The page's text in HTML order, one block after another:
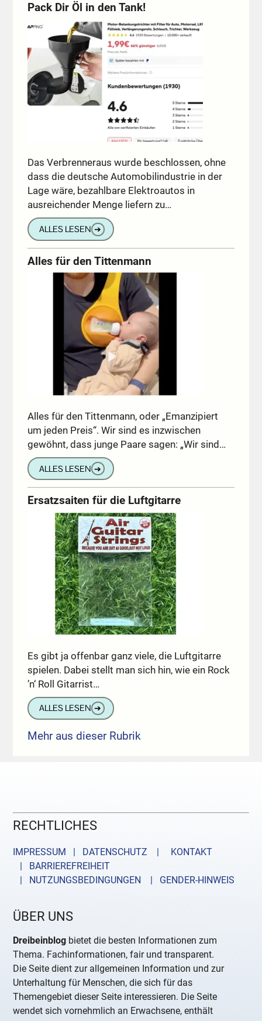
Pack Dir Öl in den Tank!
Das Verbrenneraus wurde beschlossen, ohne
dass die deutsche Automobilindustrie in der
Lage wäre, bezahlbare Elektroautos in
ausreichender Menge liefern zu…
ALLES LESEN ➔
Alles für den Tittenmann
Alles für den Tittenmann, oder „Emanzipiert
um jeden Preis“. Wir sind es inzwischen
gewöhnt, dass junge Paare sagen: „Wir sind…
ALLES LESEN ➔
Ersatzsaiten für die Luftgitarre
Es gibt ja offenbar ganz viele, die Luftgitarre
spielen. Dabei stellt man sich hin, wie ein Rock
’n‘ Roll Gitarrist…
ALLES LESEN ➔
Mehr aus dieser Rubrik
RECHTLICHES
IMPRESSUM | DATENSCHUTZ |
KONTAKT
| BARRIEREFREIHEIT
| NUTZUNGSBEDINGUNGEN
| GENDER-HINWEIS
ÜBER UNS
Dreibeinblog bietet die besten Informationen zum
Thema. Fachinformationen, fair und transparent.
Die Seite dient zur allgemeinen Information und zur
Unterhaltung für Menschen, die sich für das
Themengebiet dieser Seite interessieren. Die Seite
wendet sich vornehmlich an Erwachsene, enthält